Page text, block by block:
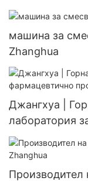
машина за
Zhanghua
Джангхуа |
лаборатория
Производител